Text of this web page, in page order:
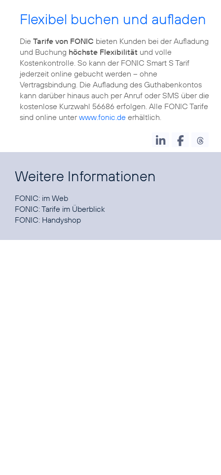
Flexibel buchen und aufladen
Die Tarife von FONIC bieten Kunden bei der Aufladung
und Buchung höchste Flexibilität und volle
Kostenkontrolle. So kann der FONIC Smart S Tarif
jederzeit online gebucht werden – ohne
Vertragsbindung. Die Aufladung des Guthabenkontos
kann darüber hinaus auch per Anruf oder SMS über die
kostenlose Kurzwahl 56686 erfolgen. Alle FONIC Tarife
sind online unterwww.fonic.de erhältlich.
Weitere Informationen
FONIC: im Web
FONIC:Tarife im Überblick
FONIC: Handyshop